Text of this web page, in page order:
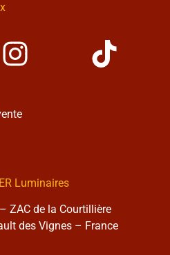
Luminaires
ZAC de la Courtillière
des Vignes – France